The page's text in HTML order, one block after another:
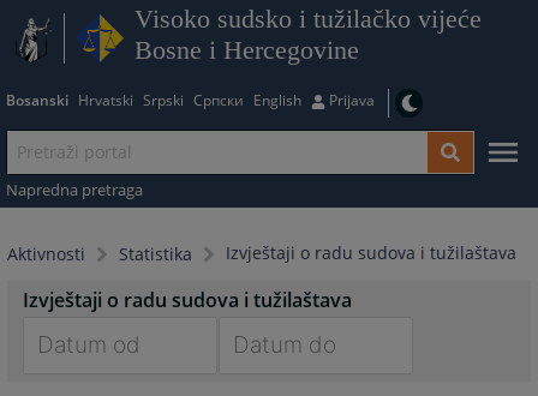
Visoko sudsko i tužilačko vijeće
Bosne i Hercegovine
Bosanski Hrvatski Srpski Српски English Prijava
Napredna pretraga
Aktivnosti Statistika Izvještaji o radu sudova i tužilaštava
Izvještaji o radu sudova i tužilaštava